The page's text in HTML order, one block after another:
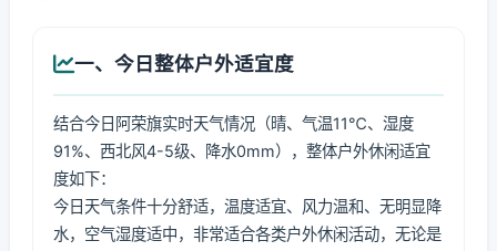
一、今日整体户外适宜度
结合今日阿荣旗实时天气情况（晴、气温11℃、湿度
91%、西北风4-5级、降水0mm），整体户外休闲适宜
度如下：
今日天气条件十分舒适，温度适宜、风力温和、无明显降
水，空气湿度适中，非常适合各类户外休闲活动，无论是